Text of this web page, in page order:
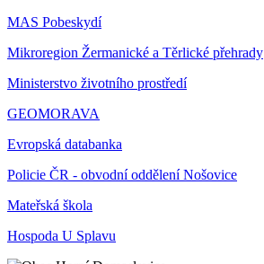
MAS Pobeskydí
Mikroregion Žermanické a Těrlické přehrady
Ministerstvo životního prostředí
GEOMORAVA
Evropská databanka
Policie ČR - obvodní oddělení Nošovice
Mateřská škola
Hospoda U Splavu